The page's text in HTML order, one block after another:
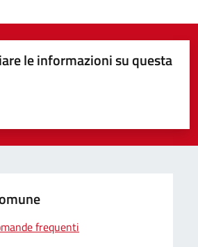
le informazioni su questa
5 stelle su 5
su 5
su 5
5
frequenti